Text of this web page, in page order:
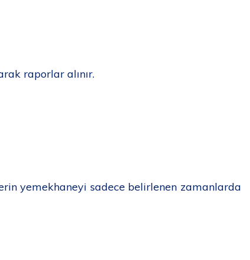
raporlar alınır.
yemekhaneyi sadece belirlenen zamanlarda